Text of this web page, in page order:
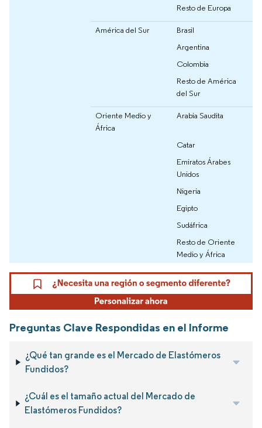
Resto de Europa
América del Sur
Brasil
Argentina
Colombia
Resto de América
del Sur
Oriente Medio y
África
Arabia Saudita
Catar
Emiratos Árabes
Unidos
Nigeria
Egipto
Sudáfrica
Resto de Oriente
Medio y África
Preguntas Clave Respondidas en el Informe
¿Qué tan grande es el Mercado de Elastómeros
Fundidos?
¿Cuál es el tamaño actual del Mercado de
Elastómeros Fundidos?